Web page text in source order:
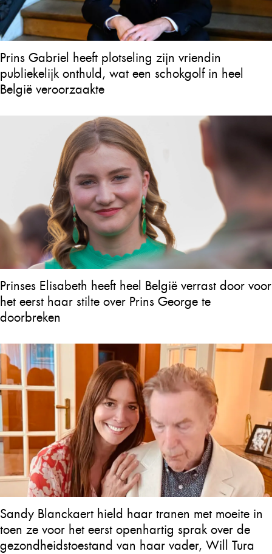
Prins Gabriel heeft plotseling zijn vriendin
publiekelijk onthuld, wat een schokgolf in heel
België veroorzaakte
Prinses Elisabeth heeft heel België verrast door voor
het eerst haar stilte over Prins George te
doorbreken
Sandy Blanckaert hield haar tranen met moeite in
toen ze voor het eerst openhartig sprak over de
gezondheidstoestand van haar vader, Will Tura